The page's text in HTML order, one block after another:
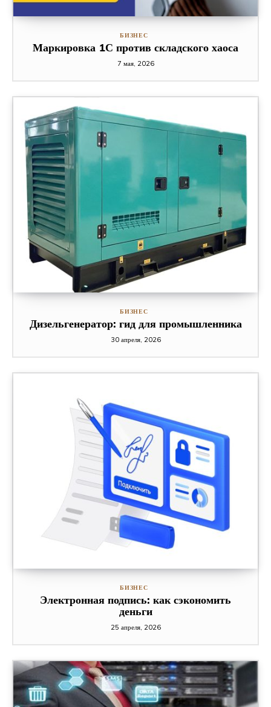
БИЗНЕС
Маркировка 1С против складского хаоса
7 мая, 2026
БИЗНЕС
Дизельгенератор: гид для промышленника
30 апреля, 2026
БИЗНЕС
Электронная подпись: как сэкономить
деньги
25 апреля, 2026